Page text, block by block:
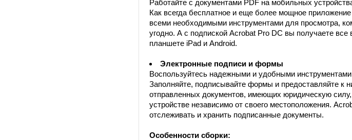
Работайте с документами PDF на мобильных
Как всегда бесплатное и еще более мощное
всеми необходимыми инструментами для просмотра,
угодно. А с подпиской Acrobat Pro DC вы получаете
планшете iPad и Android.
Электронные подписи и формы
Воспользуйтесь надежными и удобными
Заполняйте, подписывайте формы и предоставляйте
отправленных документов, имеющих юридическую
устройстве независимо от своего местоположения.
отслеживать и хранить подписанные документы.
Особенности сборки: